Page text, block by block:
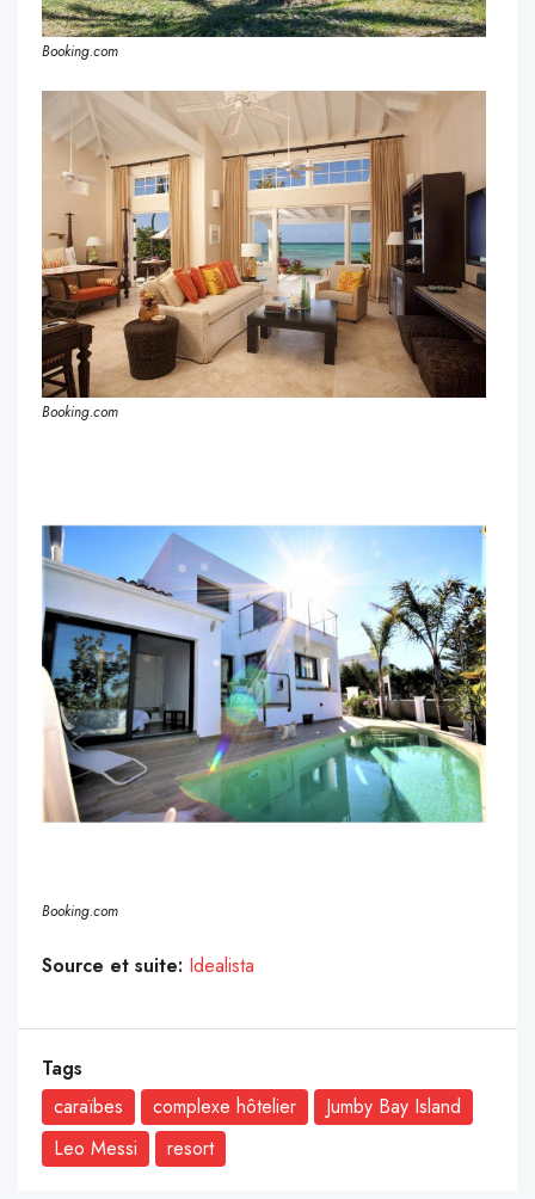
Booking.com
Booking.com
Booking.com
Source et suite: Idealista
Tags
caraïbes
complexe hôtelier
Jumby Bay Island
Leo Messi
resort